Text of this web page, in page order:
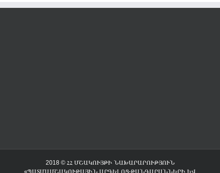
2018 © ՀՀ ՄՇԱԿՈՒՅԹԻ ՆԱԽԱՐԱՐՈՒԹՅՈՒՆ